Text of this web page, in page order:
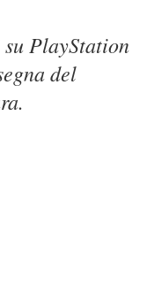
PlayStation
del